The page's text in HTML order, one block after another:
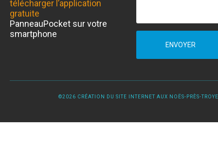
télécharger l’application
gratuite
PanneauPocket sur votre
smartphone
ENVOYER
©2026 CRÉATION DU SITE INTERNET AUX NOËS-PRÈS-